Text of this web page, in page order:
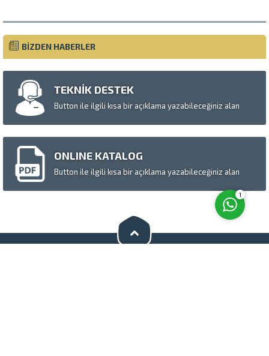
BİZDEN HABERLER
TEKNİK DESTEK
Button ile ilgili kısa bir açıklama yazabileceğiniz alan
ONLINE KATALOG
Button ile ilgili kısa bir açıklama yazabileceğiniz alan
Cevap Yaz
1